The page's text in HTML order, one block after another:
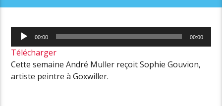
Lecteur
audio
00:00 00:00
Télécharger
Cette semaine André Muller reçoit Sophie Gouvion,
artiste peintre à Goxwiller.